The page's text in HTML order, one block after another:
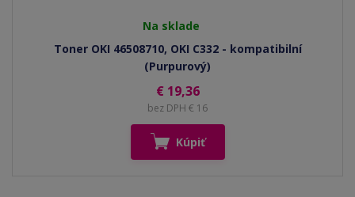
Na sklade
Toner OKI 46508710, OKI C332 - kompatibilní
(Purpurový)
€ 19,36
bez DPH € 16
Kúpiť